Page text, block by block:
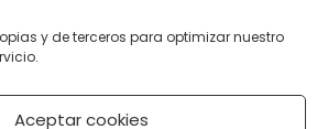
y de terceros para optimizar nuestro
Aceptar cookies